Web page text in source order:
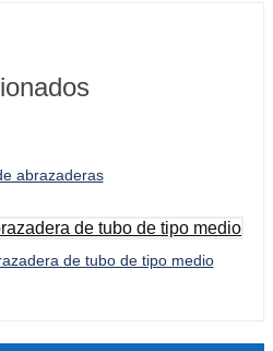
abrazaderas
de tubo de tipo medio